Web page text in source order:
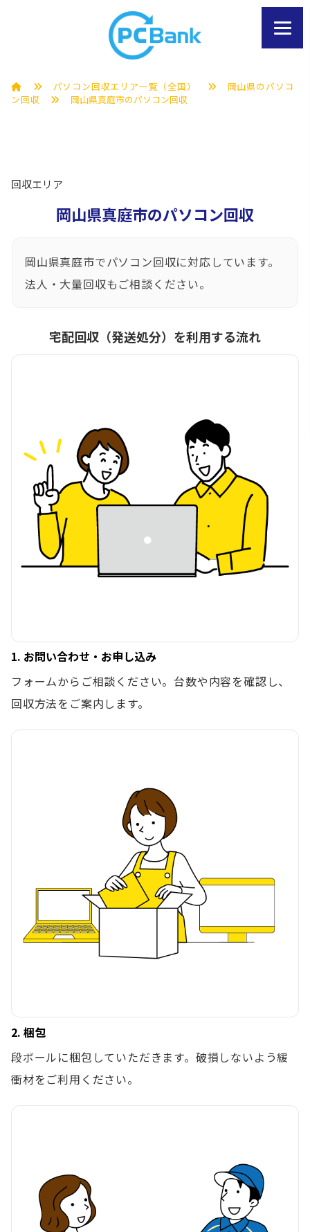
パソコン回収エリア一覧（全国）
岡山県のパソコ
ン回収
岡山県真庭市のパソコン回収
回収エリア
岡山県真庭市のパソコン回収
岡山県真庭市でパソコン回収に対応しています。
法人・大量回収もご相談ください。
宅配回収（発送処分）を利用する流れ
1. お問い合わせ・お申し込み
フォームからご相談ください。台数や内容を確認し、
回収方法をご案内します。
2. 梱包
段ボールに梱包していただきます。破損しないよう緩
衝材をご利用ください。